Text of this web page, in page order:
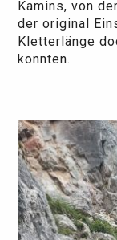
Kamins, von
der original
Kletterlänge
konnten.